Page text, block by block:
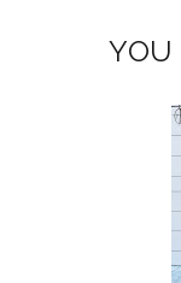
YOU